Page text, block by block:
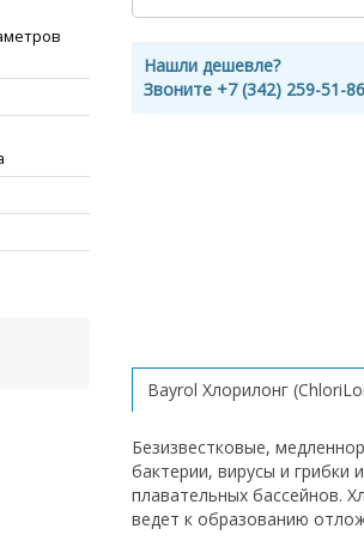
Нашли дешевле?
Звоните +7 (342) 259-51-
Bayrol Хлорилонг
Безизвестковые,
бактерии, вирусы и грибки
плавательных бассейнов.
ведет к образованию